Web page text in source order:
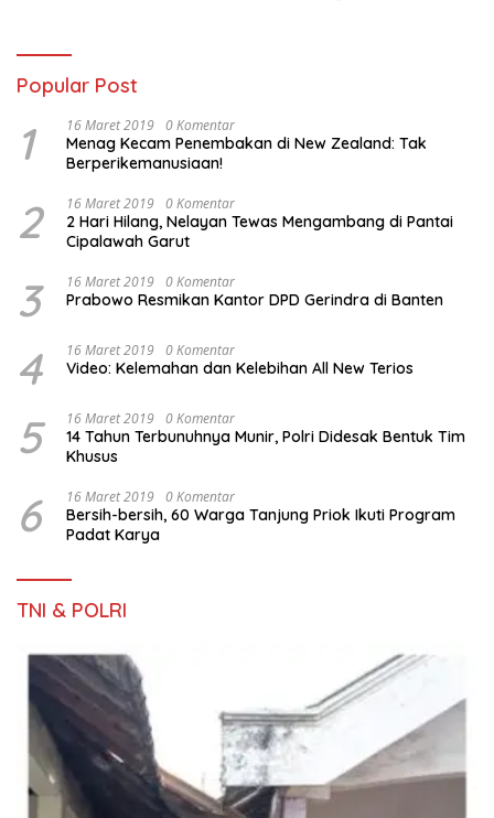
Popular Post
1 16 Maret 2019 0 Komentar
Menag Kecam Penembakan di New Zealand: Tak
Berperikemanusiaan!
2 16 Maret 2019 0 Komentar
2 Hari Hilang, Nelayan Tewas Mengambang di Pantai
Cipalawah Garut
3 16 Maret 2019 0 Komentar
Prabowo Resmikan Kantor DPD Gerindra di Banten
4 16 Maret 2019 0 Komentar
Video: Kelemahan dan Kelebihan All New Terios
5 16 Maret 2019 0 Komentar
14 Tahun Terbunuhnya Munir, Polri Didesak Bentuk Tim
Khusus
6 16 Maret 2019 0 Komentar
Bersih-bersih, 60 Warga Tanjung Priok Ikuti Program
Padat Karya
TNI & POLRI